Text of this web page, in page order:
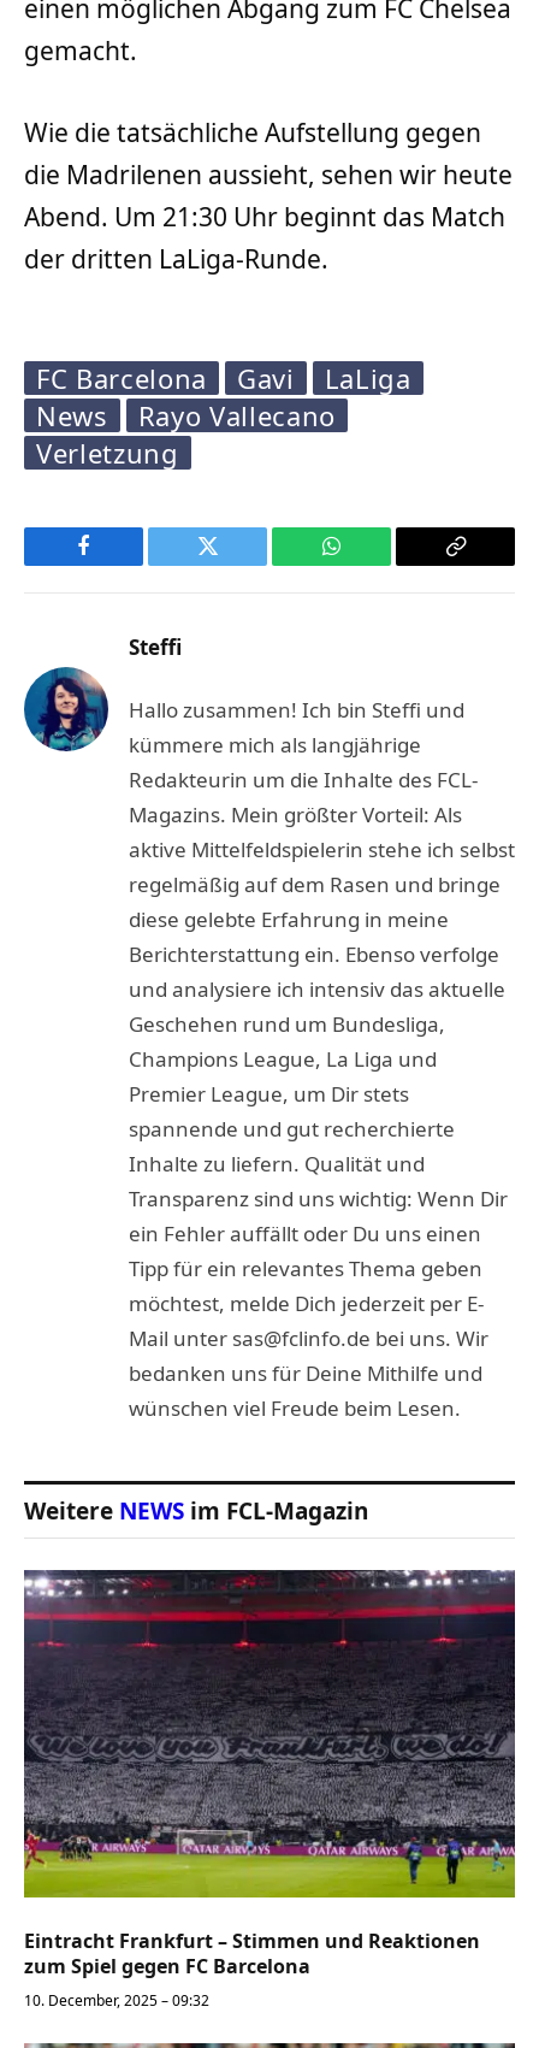
einen möglichen Abgang zum FC Chelsea
gemacht.
Wie die tatsächliche Aufstellung gegen
die Madrilenen aussieht, sehen wir heute
Abend. Um 21:30 Uhr beginnt das Match
der dritten LaLiga-Runde.
FC Barcelona Gavi
LaLiga
News
Rayo Vallecano
Verletzung
Facebook Twitter WhatsApp
Copy
Steffi
Hallo zusammen! Ich bin Steffi und
kümmere mich als langjährige
Redakteurin um die Inhalte des FCL-
Magazins. Mein größter Vorteil: Als
aktive Mittelfeldspielerin stehe ich selbst
regelmäßig auf dem Rasen und bringe
diese gelebte Erfahrung in meine
Berichterstattung ein. Ebenso verfolge
und analysiere ich intensiv das aktuelle
Geschehen rund um Bundesliga,
Champions League, La Liga und
Premier League, um Dir stets
spannende und gut recherchierte
Inhalte zu liefern. Qualität und
Transparenz sind uns wichtig: Wenn Dir
ein Fehler auffällt oder Du uns einen
Tipp für ein relevantes Thema geben
möchtest, melde Dich jederzeit per E-
Mail unter sas@fclinfo.de bei uns. Wir
bedanken uns für Deine Mithilfe und
wünschen viel Freude beim Lesen.
Weitere NEWS im FCL-Magazin
Eintracht Frankfurt – Stimmen und Reaktionen
zum Spiel gegen FC Barcelona
10. December, 2025 – 09:32